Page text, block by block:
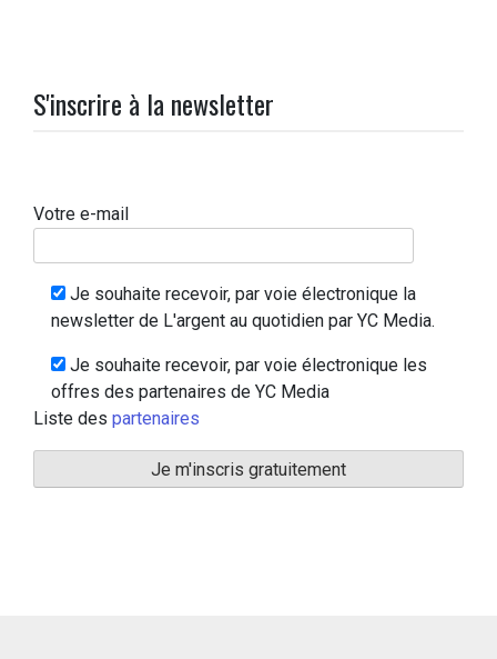
S'inscrire à la newsletter
Votre e-mail
Je souhaite recevoir, par voie électronique la
newsletter de L'argent au quotidien par YC Media.
Je souhaite recevoir, par voie électronique les
offres des partenaires de YC Media
Liste des partenaires